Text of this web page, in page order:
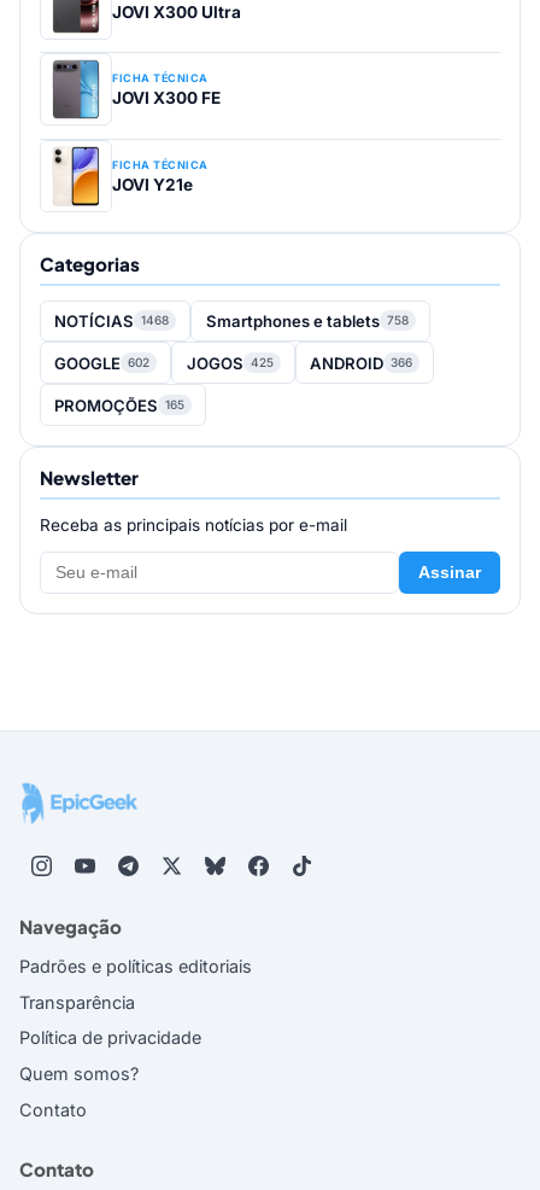
JOVI X300 Ultra
FICHA TÉCNICA
JOVI X300 FE
FICHA TÉCNICA
JOVI Y21e
Categorias
NOTÍCIAS 1468 Smartphones e tablets 758
GOOGLE 602 JOGOS 425 ANDROID 366
PROMOÇÕES 165
Newsletter
Receba as principais notícias por e-mail
Assinar
Navegação
Padrões e políticas editoriais
Transparência
Política de privacidade
Quem somos?
Contato
Contato